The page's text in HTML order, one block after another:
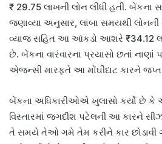
₹ 29.75 લાખની લોન લીધી હતી. બેંકના
જણાવ્યા અનુસાર, લાંબા સમયથી
વ્યાજ સહિત આ આંકડો આશરે ₹34.12
છે. બેંકના વારંવારના પ્રયાસો છતાં
એજન્સી મારફતે આ મોંઘીદાટ કારને
બેંકના અધિકારીઓએ ખુલાસો કર્યો છે કે
વિસ્તારમાં જગદીશ પટેલની આ કારને
તે સમયે તેઓ ગમે તેમ કરીને કાર છોડાવી